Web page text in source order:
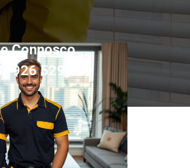
Connosco
926 529 829